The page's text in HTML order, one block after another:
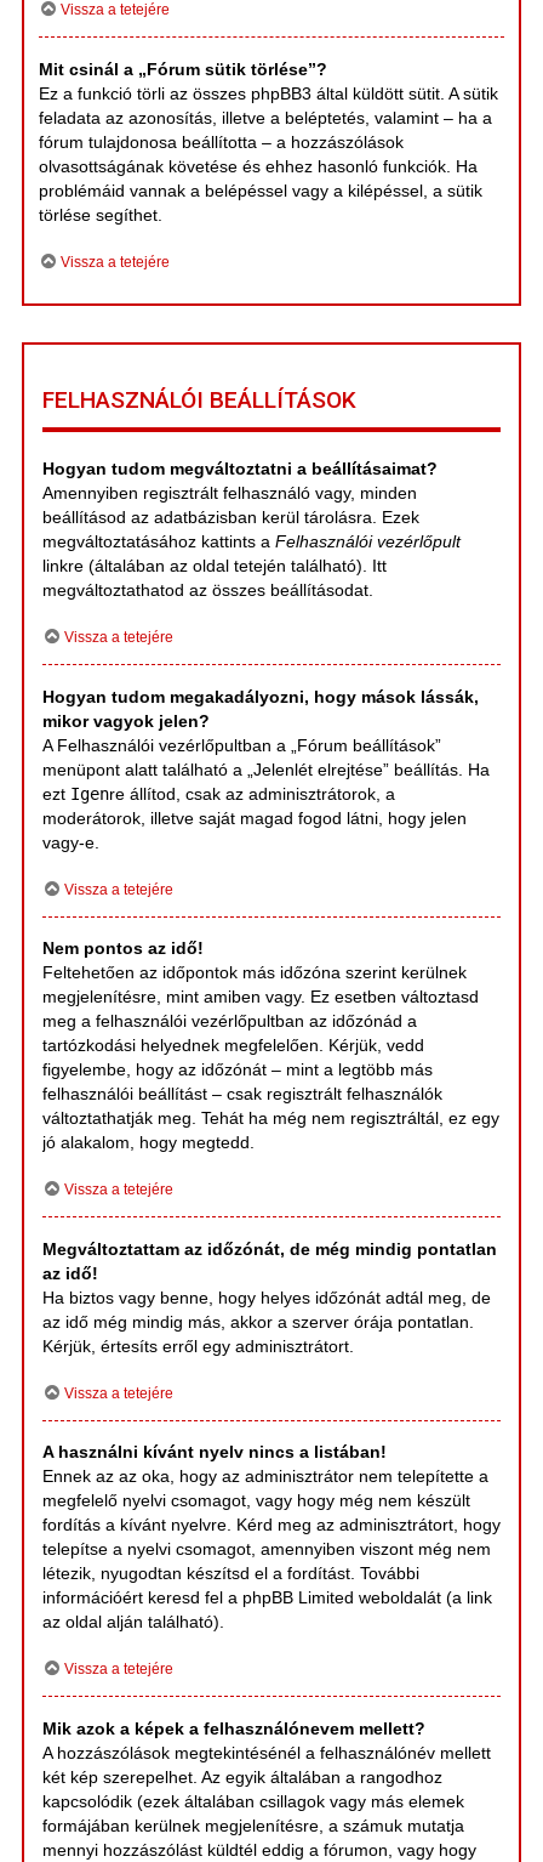
Vissza a tetejére
Mit csinál a „Fórum sütik törlése”?
Ez a funkció törli az összes phpBB3 által küldött sütit. A sütik
feladata az azonosítás, illetve a beléptetés, valamint – ha a
fórum tulajdonosa beállította – a hozzászólások
olvasottságának követése és ehhez hasonló funkciók. Ha
problémáid vannak a belépéssel vagy a kilépéssel, a sütik
törlése segíthet.
Vissza a tetejére
FELHASZNÁLÓI BEÁLLÍTÁSOK
Hogyan tudom megváltoztatni a beállításaimat?
Amennyiben regisztrált felhasználó vagy, minden
beállításod az adatbázisban kerül tárolásra. Ezek
megváltoztatásához kattints a Felhasználói vezérlőpult
linkre (általában az oldal tetején található). Itt
megváltoztathatod az összes beállításodat.
Vissza a tetejére
Hogyan tudom megakadályozni, hogy mások lássák,
mikor vagyok jelen?
A Felhasználói vezérlőpultban a „Fórum beállítások”
menüpont alatt található a „Jelenlét elrejtése” beállítás. Ha
ezt Igenre állítod, csak az adminisztrátorok, a
moderátorok, illetve saját magad fogod látni, hogy jelen
vagy-e.
Vissza a tetejére
Nem pontos az idő!
Feltehetően az időpontok más időzóna szerint kerülnek
megjelenítésre, mint amiben vagy. Ez esetben változtasd
meg a felhasználói vezérlőpultban az időzónád a
tartózkodási helyednek megfelelően. Kérjük, vedd
figyelembe, hogy az időzónát – mint a legtöbb más
felhasználói beállítást – csak regisztrált felhasználók
változtathatják meg. Tehát ha még nem regisztráltál, ez egy
jó alakalom, hogy megtedd.
Vissza a tetejére
Megváltoztattam az időzónát, de még mindig pontatlan
az idő!
Ha biztos vagy benne, hogy helyes időzónát adtál meg, de
az idő még mindig más, akkor a szerver órája pontatlan.
Kérjük, értesíts erről egy adminisztrátort.
Vissza a tetejére
A használni kívánt nyelv nincs a listában!
Ennek az az oka, hogy az adminisztrátor nem telepítette a
megfelelő nyelvi csomagot, vagy hogy még nem készült
fordítás a kívánt nyelvre. Kérd meg az adminisztrátort, hogy
telepítse a nyelvi csomagot, amennyiben viszont még nem
létezik, nyugodtan készítsd el a fordítást. További
információért keresd fel a phpBB Limited weboldalát (a link
az oldal alján található).
Vissza a tetejére
Mik azok a képek a felhasználónevem mellett?
A hozzászólások megtekintésénél a felhasználónév mellett
két kép szerepelhet. Az egyik általában a rangodhoz
kapcsolódik (ezek általában csillagok vagy más elemek
formájában kerülnek megjelenítésre, a számuk mutatja
mennyi hozzászólást küldtél eddig a fórumon, vagy hogy